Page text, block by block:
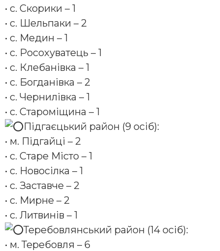
• с. Скорики – 1
• с. Шельпаки – 2
• с. Медин – 1
• с. Росохуватець – 1
• с. Клебанівка – 1
• с. Богданівка – 2
• с. Чернилівка – 1
• с. Староміщина – 1
Підгаєцький район (9 осіб):
• м. Підгайці – 2
• с. Старе Місто – 1
• с. Новосілка – 1
• с. Заставче – 2
• с. Мирне – 2
• с. Литвинів – 1
Теребовлянський район (14 осіб):
• м. Теребовля – 6